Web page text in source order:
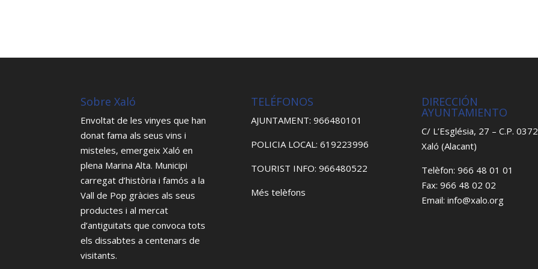
Sobre Xaló
Envoltat de les vinyes que han
donat fama als seus vins i
misteles, emergeix Xaló en
plena Marina Alta. Municipi
carregat d’història i famós a la
Vall de Pop gràcies als seus
productes i al mercat
d’antiguitats que convoca tots
els dissabtes a centenars de
visitants.
TELÉFONOS
AJUNTAMENT: 966480101
POLICIA LOCAL: 619223996
TOURIST INFO: 966480522
Més telèfons
DIRECCIÓN
AYUNTAMIENTO
C/ L’Església, 27 – C.P.
Xaló (Alacant)
Telèfon: 966 48 01 01
Fax: 966 48 02 02
Email: info@xalo.org